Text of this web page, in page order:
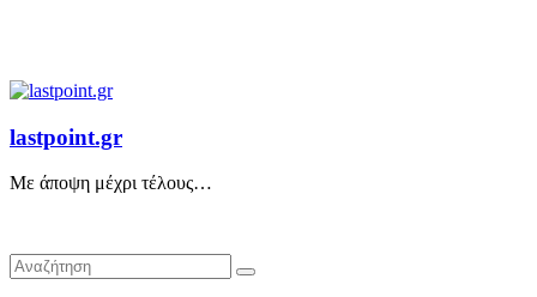
lastpoint.gr
Με άποψη μέχρι τέλους…